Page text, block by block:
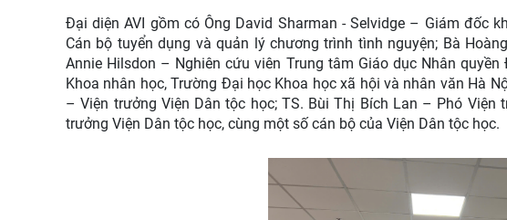
Đại diện AVI gồm có Ông David Sharman - Selvidge – Giám đốc
Cán bộ tuyển dụng và quản lý chương trình tình nguyện; Bà
Annie Hilsdon – Nghiên cứu viên Trung tâm Giáo dục Nhân
Khoa nhân học, Trường Đại học Khoa học xã hội và nhân văn Hà
– Viện trưởng Viện Dân tộc học; TS. Bùi Thị Bích Lan – Phó Viện
trưởng Viện Dân tộc học, cùng một số cán bộ của Viện Dân tộc học.